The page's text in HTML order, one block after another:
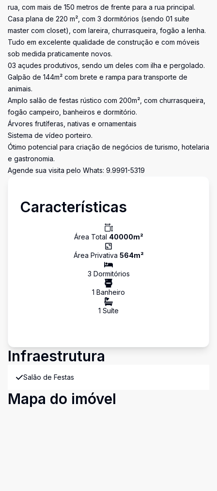
rua, com mais de 150 metros de frente para a rua principal.
Casa plana de 220 m², com 3 dormitórios (sendo 01 suíte
master com closet), com lareira, churrasqueira, fogão a lenha.
Tudo em excelente qualidade de construção e com móveis
sob medida praticamente novos.
03 açudes produtivos, sendo um deles com ilha e pergolado.
Galpão de 144m² com brete e rampa para transporte de
animais.
Amplo salão de festas rústico com 200m², com churrasqueira,
fogão campeiro, banheiros e dormitório.
Árvores frutíferas, nativas e ornamentais
Sistema de vídeo porteiro.
Ótimo potencial para criação de negócios de turismo, hotelaria
e gastronomia.
Agende sua visita pelo Whats: 9.9991-5319
Características
Área Total 40000m²
Área Privativa 564m²
3 Dormitórios
1 Banheiro
1 Suíte
Infraestrutura
Salão de Festas
Mapa do imóvel